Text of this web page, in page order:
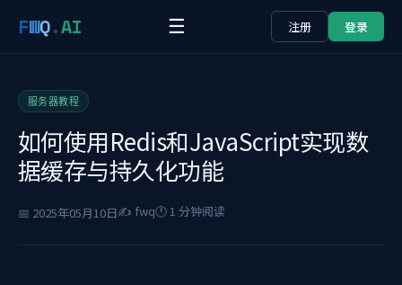
FWQ.AI ☰ 注册 登录
服务器教程
如何使用Redis和JavaScript实现数
据缓存与持久化功能
📅 2025年05月10日✍️ fwq🕐 1 分钟阅读